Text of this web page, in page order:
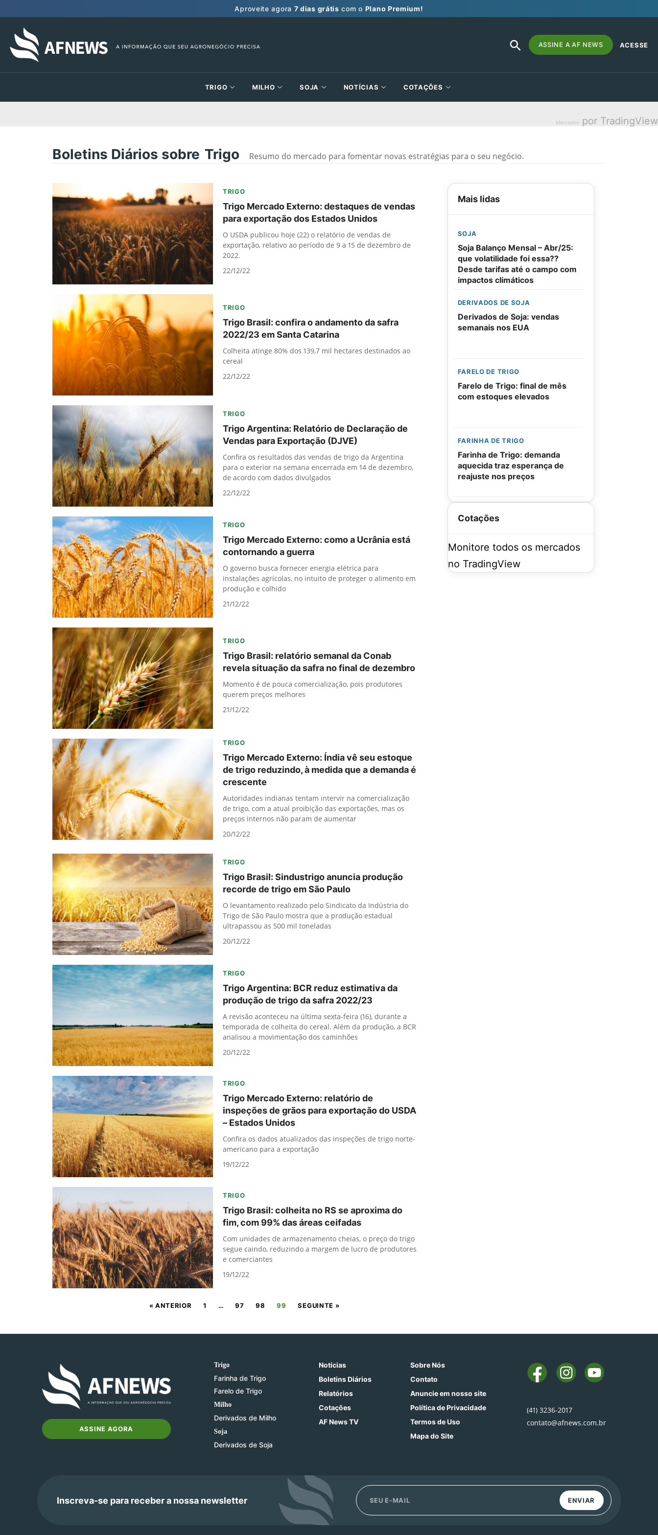
Aproveite agora 7 dias grátis com o Plano Premium!
Search
for:
SEARCH
BUTTON
ASSINE A AF NEWS ACESSE
TRIGO MILHO SOJA NOTÍCIAS COTAÇÕES
Mercados por TradingView
Boletins Diários sobre Trigo Resumo do mercado para fomentar novas estratégias para o seu negócio.
TRIGO
Trigo Mercado Externo: destaques de vendas
para exportação dos Estados Unidos
O USDA publicou hoje (22) o relatório de vendas de
exportação, relativo ao período de 9 a 15 de dezembro de
2022.
22/12/22
TRIGO
Trigo Brasil: confira o andamento da safra
2022/23 em Santa Catarina
Colheita atinge 80% dos 139,7 mil hectares destinados ao
cereal
22/12/22
TRIGO
Trigo Argentina: Relatório de Declaração de
Vendas para Exportação (DJVE)
Confira os resultados das vendas de trigo da Argentina
para o exterior na semana encerrada em 14 de dezembro,
de acordo com dados divulgados
22/12/22
TRIGO
Trigo Mercado Externo: como a Ucrânia está
contornando a guerra
O governo busca fornecer energia elétrica para
instalações agrícolas, no intuito de proteger o alimento em
produção e colhido
21/12/22
TRIGO
Trigo Brasil: relatório semanal da Conab
revela situação da safra no final de dezembro
Momento é de pouca comercialização, pois produtores
querem preços melhores
21/12/22
TRIGO
Trigo Mercado Externo: Índia vê seu estoque
de trigo reduzindo, à medida que a demanda é
crescente
Autoridades indianas tentam intervir na comercialização
de trigo, com a atual proibição das exportações, mas os
preços internos não param de aumentar
20/12/22
TRIGO
Trigo Brasil: Sindustrigo anuncia produção
recorde de trigo em São Paulo
O levantamento realizado pelo Sindicato da Indústria do
Trigo de São Paulo mostra que a produção estadual
ultrapassou as 500 mil toneladas
20/12/22
TRIGO
Trigo Argentina: BCR reduz estimativa da
produção de trigo da safra 2022/23
A revisão aconteceu na última sexta-feira (16), durante a
temporada de colheita do cereal. Além da produção, a BCR
analisou a movimentação dos caminhões
20/12/22
TRIGO
Trigo Mercado Externo: relatório de
inspeções de grãos para exportação do USDA
– Estados Unidos
Confira os dados atualizados das inspeções de trigo norte-
americano para a exportação
19/12/22
TRIGO
Trigo Brasil: colheita no RS se aproxima do
fim, com 99% das áreas ceifadas
Com unidades de armazenamento cheias, o preço do trigo
segue caindo, reduzindo a margem de lucro de produtores
e comerciantes
19/12/22
« ANTERIOR 1 … 97 98 99 SEGUINTE »
Mais lidas
SOJA
Soja Balanço Mensal – Abr/25:
que volatilidade foi essa??
Desde tarifas até o campo com
impactos climáticos
DERIVADOS DE SOJA
Derivados de Soja: vendas
semanais nos EUA
FARELO DE TRIGO
Farelo de Trigo: final de mês
com estoques elevados
FARINHA DE TRIGO
Farinha de Trigo: demanda
aquecida traz esperança de
reajuste nos preços
Cotações
Monitore todos os mercados
no TradingView
ASSINE AGORA
Trigo
Farinha de Trigo
Farelo de Trigo
Milho
Derivados de Milho
Soja
Derivados de Soja
Notícias
Boletins Diários
Relatórios
Cotações
AF News TV
Sobre Nós
Contato
Anuncie em nosso site
Política de Privacidade
Termos de Uso
Mapa do Site
(41) 3236-2017
contato@afnews.com.br
Inscreva-se para receber a nossa newsletter ENVIAR